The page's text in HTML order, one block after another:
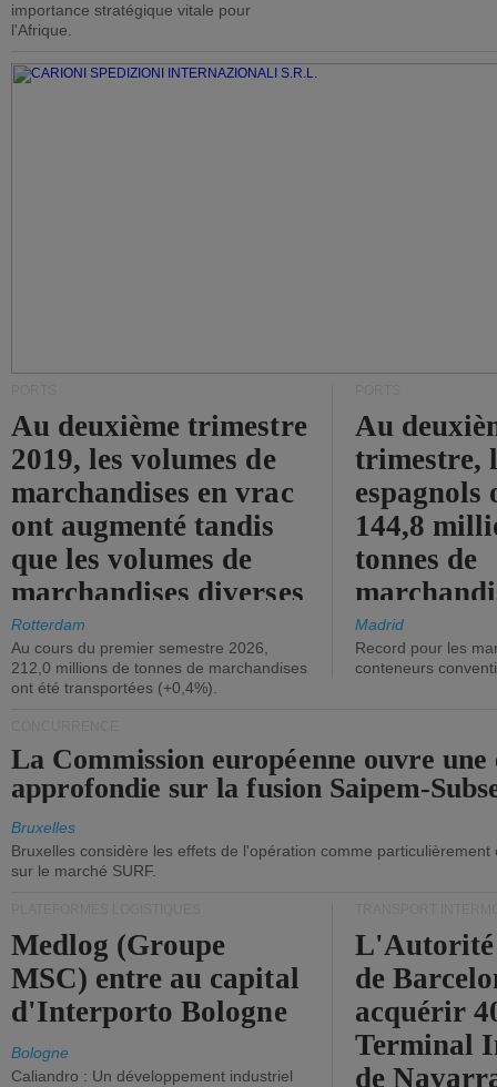
importance stratégique vitale pour
l'Afrique.
Au deuxième trimestre
2019, les volumes de
marchandises en vrac
ont augmenté tandis
que les volumes de
marchandises diverses
ont diminué.
Rotterdam
Au cours du premier semestre 2026,
212,0 millions de tonnes de marchandises
ont été transportées (+0,4%).
Au
trimestre,
144,8
tonnes de
(+2,9%).
Madrid
Record pour les
conteneurs
La Commission européenne ouvre une
approfondie sur la fusion Saipem-
Bruxelles
Bruxelles considère les effets de l'opération comme
sur le marché SURF.
Medlog (Groupe
MSC) entre au capital
d'Interporto Bologne
Bologne
Caliandro : Un développement industriel
de
acquérir
Terminal
de